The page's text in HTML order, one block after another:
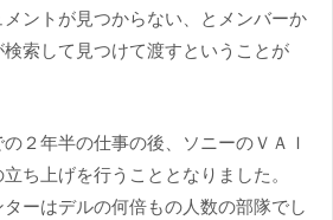
ントが見つからない、とメンバーか
索して見つけて渡すということが
２年半の仕事の後、ソニーのＶＡＩ
ち上げを行うこととなりました。
ーはデルの何倍もの人数の部隊でし